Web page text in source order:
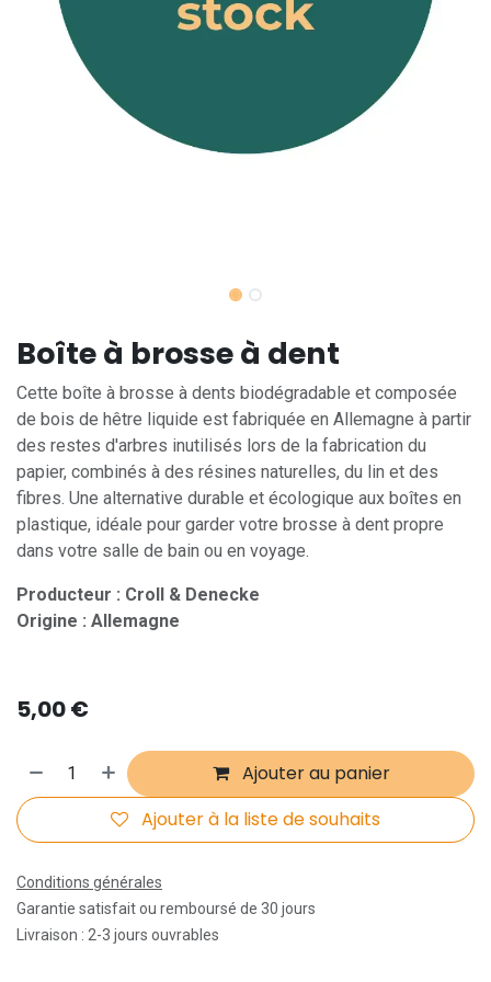
Boîte à brosse à dent
Cette boîte à brosse à dents biodégradable et composée
de bois de hêtre liquide est fabriquée en Allemagne à partir
des restes d'arbres inutilisés lors de la fabrication du
papier, combinés à des résines naturelles, du lin et des
fibres. Une alternative durable et écologique aux boîtes en
plastique, idéale pour garder votre brosse à dent propre
dans votre salle de bain ou en voyage.
Producteur : Croll & Denecke
Origine : Allemagne
5,00€
Ajouter au panier
Ajouter à la liste de souhaits
Conditions générales
Garantie satisfait ou remboursé de 30 jours
Livraison : 2-3 jours ouvrables